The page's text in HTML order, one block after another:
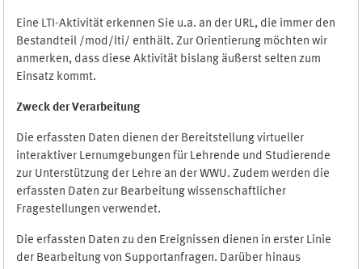
Eine LTI-Aktivität erkennen Sie u.a. an der URL, die immer den
Bestandteil /mod/lti/ enthält. Zur Orientierung möchten wir
anmerken, dass diese Aktivität bislang äußerst selten zum
Einsatz kommt.
Zweck der Verarbeitung
Die erfassten Daten dienen der Bereitstellung virtueller
interaktiver Lernumgebungen für Lehrende und Studierende
zur Unterstützung der Lehre an der WWU. Zudem werden die
erfassten Daten zur Bearbeitung wissenschaftlicher
Fragestellungen verwendet.
Die erfassten Daten zu den Ereignissen dienen in erster Linie
der Bearbeitung von Supportanfragen. Darüber hinaus